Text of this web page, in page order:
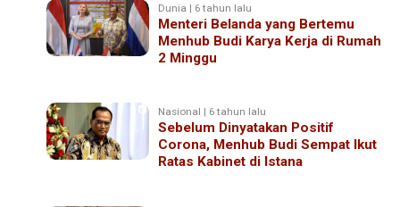
Dunia | 6 tahun lalu
Menteri Belanda yang Bertemu
Menhub Budi Karya Kerja di Rumah
2 Minggu
Nasional | 6 tahun lalu
Sebelum Dinyatakan Positif
Corona, Menhub Budi Sempat Ikut
Ratas Kabinet di Istana